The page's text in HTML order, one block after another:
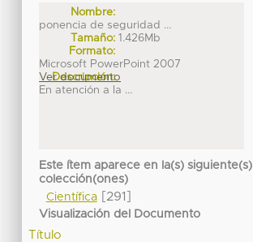
Nombre:
ponencia de seguridad ...
Tamaño: 1.426Mb
Formato:
Microsoft PowerPoint 2007
Descripción:
En atención a la ...
Ver documento
Este ítem aparece en la(s) siguiente(s)
colección(ones)
Científica[291]
Visualización del Documento
Título